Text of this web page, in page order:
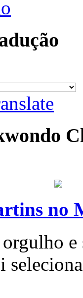
no